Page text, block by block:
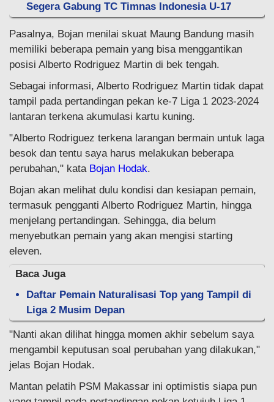
Segera Gabung TC Timnas Indonesia U-17
Pasalnya, Bojan menilai skuat Maung Bandung masih
memiliki beberapa pemain yang bisa menggantikan
posisi Alberto Rodriguez Martin di bek tengah.
Sebagai informasi, Alberto Rodriguez Martin tidak dapat
tampil pada pertandingan pekan ke-7 Liga 1 2023-2024
lantaran terkena akumulasi kartu kuning.
"Alberto Rodriguez terkena larangan bermain untuk laga
besok dan tentu saya harus melakukan beberapa
perubahan," kata Bojan Hodak.
Bojan akan melihat dulu kondisi dan kesiapan pemain,
termasuk pengganti Alberto Rodriguez Martin, hingga
menjelang pertandingan. Sehingga, dia belum
menyebutkan pemain yang akan mengisi starting
eleven.
Baca Juga
Daftar Pemain Naturalisasi Top yang Tampil di
Liga 2 Musim Depan
"Nanti akan dilihat hingga momen akhir sebelum saya
mengambil keputusan soal perubahan yang dilakukan,"
jelas Bojan Hodak.
Mantan pelatih PSM Makassar ini optimistis siapa pun